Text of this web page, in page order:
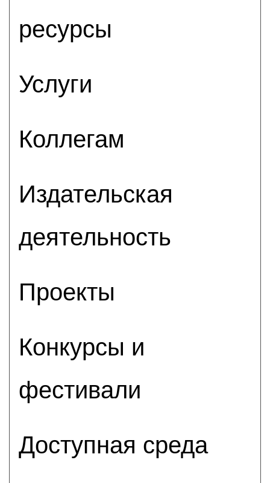
ресурсы
Услуги
Коллегам
Издательская
деятельность
Проекты
Конкурсы и
фестивали
Доступная среда